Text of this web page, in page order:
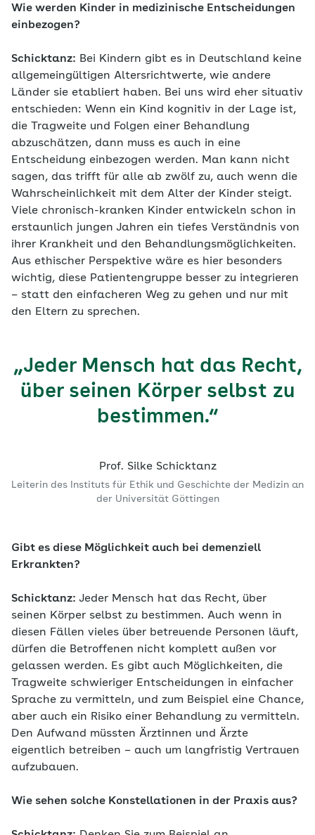
Wie werden Kinder in medizinische Entscheidungen
einbezogen?
Schicktanz: Bei Kindern gibt es in Deutschland keine
allgemeingültigen Altersrichtwerte, wie andere
Länder sie etabliert haben. Bei uns wird eher situativ
entschieden: Wenn ein Kind kognitiv in der Lage ist,
die Tragweite und Folgen einer Behandlung
abzuschätzen, dann muss es auch in eine
Entscheidung einbezogen werden. Man kann nicht
sagen, das trifft für alle ab zwölf zu, auch wenn die
Wahrscheinlichkeit mit dem Alter der Kinder steigt.
Viele chronisch-kranken Kinder entwickeln schon in
erstaunlich jungen Jahren ein tiefes Verständnis von
ihrer Krankheit und den Behandlungsmöglichkeiten.
Aus ethischer Perspektive wäre es hier besonders
wichtig, diese Patientengruppe besser zu integrieren
– statt den einfacheren Weg zu gehen und nur mit
den Eltern zu sprechen.
„Jeder Mensch hat das Recht,
über seinen Körper selbst zu
bestimmen.“
Prof. Silke Schicktanz
Leiterin des Instituts für Ethik und Geschichte der Medizin an
der Universität Göttingen
Gibt es diese Möglichkeit auch bei demenziell
Erkrankten?
Schicktanz: Jeder Mensch hat das Recht, über
seinen Körper selbst zu bestimmen. Auch wenn in
diesen Fällen vieles über betreuende Personen läuft,
dürfen die Betroffenen nicht komplett außen vor
gelassen werden. Es gibt auch Möglichkeiten, die
Tragweite schwieriger Entscheidungen in einfacher
Sprache zu vermitteln, und zum Beispiel eine Chance,
aber auch ein Risiko einer Behandlung zu vermitteln.
Den Aufwand müssten Ärztinnen und Ärzte
eigentlich betreiben – auch um langfristig Vertrauen
aufzubauen.
Wie sehen solche Konstellationen in der Praxis aus?